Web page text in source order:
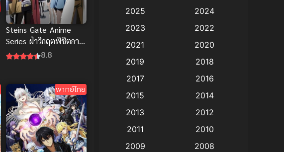
Steins Gate Anime
Series ฝ่าวิกฤตพิชิตกาล
เวลา พากย์ไทย ซับไทย
8.8
พากย์ไทย
Animation การ์ตูน
Animation อนิเมะ
Animation แอนิเมชั่น (1)
anime(9)
2025
2024
2023
2022
2021
2020
2019
2018
2017
2016
2015
2014
2013
2012
2011
2010
2009
2008